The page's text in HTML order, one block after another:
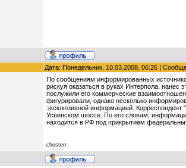
Дата: Понедельник, 10.03.2008, 06:26 |
По сообщениям информированных
рискуя оказаться в руках Интерпола, нанес
послужили его коммерческие
фигурировали, однако несколько
эксклюзивной информацией. Корреспондент
Успенском шоссе. По его словам,
находится в РФ под прикрытием
chesterr